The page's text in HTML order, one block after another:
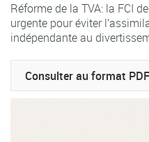
Réforme de la TVA: la FCI
urgente pour éviter
indépendante au
Consulter au format PDF